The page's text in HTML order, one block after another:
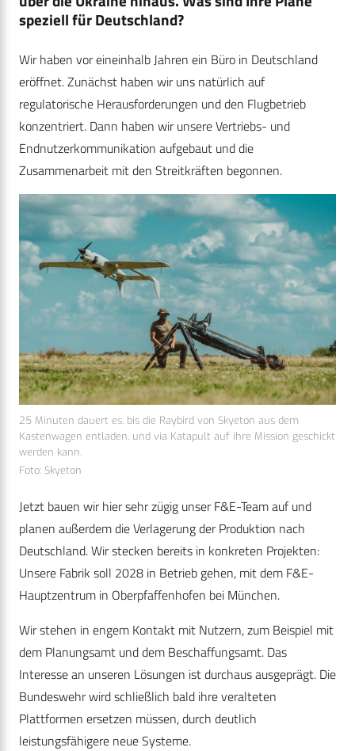
speziell für Deutschland?
Wir haben vor eineinhalb Jahren ein Büro in Deutschland
eröffnet. Zunächst haben wir uns natürlich auf
regulatorische Herausforderungen und den Flugbetrieb
konzentriert. Dann haben wir unsere Vertriebs- und
Endnutzerkommunikation aufgebaut und die
Zusammenarbeit mit den Streitkräften begonnen.
25 Minuten dauert es, bis die Raybird von Skyeton aus dem
Kastenwagen entladen, und via Katapult auf ihre Mission geschickt
werden kann.
Foto: Skyeton
Jetzt bauen wir hier sehr zügig unser F&E-Team auf und
planen außerdem die Verlagerung der Produktion nach
Deutschland. Wir stecken bereits in konkreten Projekten:
Unsere Fabrik soll 2028 in Betrieb gehen, mit dem F&E-
Hauptzentrum in Oberpfaffenhofen bei München.
Wir stehen in engem Kontakt mit Nutzern, zum Beispiel mit
dem Planungsamt und dem Beschaffungsamt. Das
Interesse an unseren Lösungen ist durchaus ausgeprägt. Die
Bundeswehr wird schließlich bald ihre veralteten
Plattformen ersetzen müssen, durch deutlich
leistungsfähigere neue Systeme.